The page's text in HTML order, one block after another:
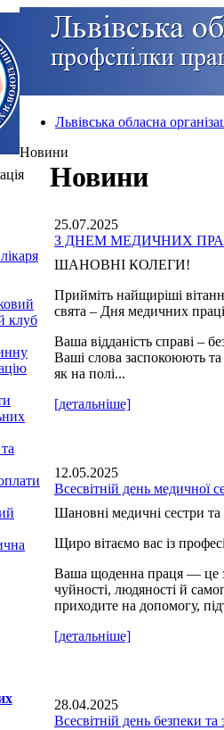
Львівська обласна
Новини
клуб
Новини
25.07.2025
З ДНЕМ МЕДИЧНИХ
ШАНОВНІ КОЛЕГИ!
Прийміть найщиріші
свята – Дня медичних
Ваша відданість справі –
Ваші слова заспокоюють
як на полі...
[детальніше]
12.05.2025
Всесвітній день медичної
Шановні медичні сестри та
Щиро вітаємо вас із
Ваша щоденна праця — це
чуйності, людяності й
приходите на допомогу,
[детальніше]
28.04.2025
Всесвітній день безпеки та